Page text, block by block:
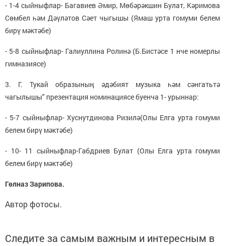
- 1-4 сыйныфлар- Багавиев Әмир, Мөбәрәкшин Булат, Кәримова
Сөмбел һәм Дәүләтов Сәет чыгышы (Ямаш урта гомуми белем
бирү мәктәбе)
- 5-8 сыйныфлар- Галиуллина Ролинә (Б.Бистәсе 1 нче номерлы
гимназиясе)
3. Г. Тукай образының әдәбият музыка һәм сәнгатьтә
чагылышы" презентация номинациясе буенча 1- урыннар:
- 5-7 сыйныфлар- Хуснутдинова Ризилә(Олы Елга урта гомуми
белем бирү мәктәбе)
- 10- 11 сыйныфлар-Габдриев Булат (Олы Елга урта гомуми
белем бирү мәктәбе)
Гөлназ Зарипова.
Автор фотосы.
Следите за самым важным и интересным в